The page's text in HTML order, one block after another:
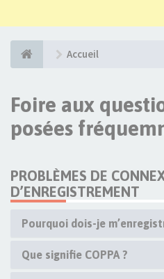
Accueil
Foire aux
posées
PROBLÈMES DE
D’ENREGISTREMENT
Pourquoi dois-je
Que signifie COPPA ?